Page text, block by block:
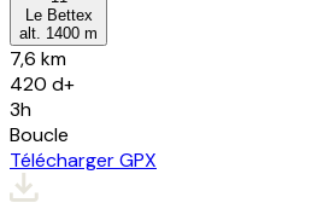
Le Bettex
alt. 1400 m
7,6 km
420 d+
3h
Boucle
Télécharger GPX